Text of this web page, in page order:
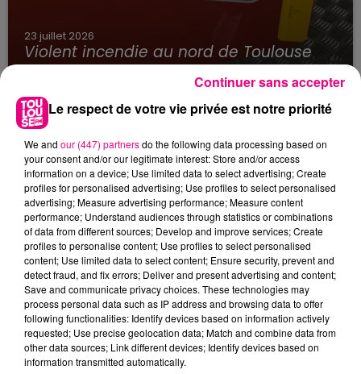
23 juillet 2026
Violent incendie au nord de Toulouse
22 juillet 2026
Le respect de votre vie privée est notre priorité
We and our (447) partnersdo the following data processing based on
your consent and/or our legitimate interest: Store and/or access
information on a device; Use limited data to select advertising; Create
profiles for personalised advertising; Use profiles to select personalised
advertising; Measure advertising performance; Measure content
performance; Understand audiences through statistics or combinations
of data from different sources; Develop and improve services; Create
profiles to personalise content; Use profiles to select personalised
content; Use limited data to select content; Ensure security, prevent and
detect fraud, and fix errors; Deliver and present advertising and content;
Save and communicate privacy choices. These technologies may
process personal data such as IP address and browsing data to offer
following functionalities: Identify devices based on information actively
requested; Use precise geolocation data; Match and combine data from
other data sources; Link different devices; Identify devices based on
information transmitted automatically.
Continuer sans accepter